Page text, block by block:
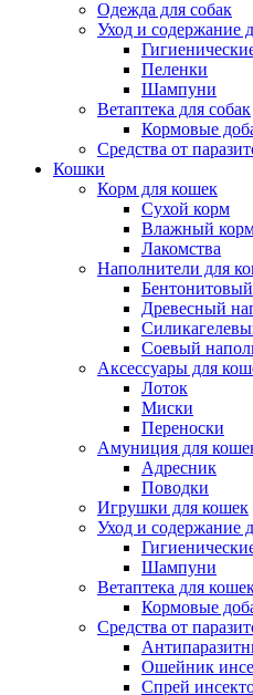
Одежда для собак
Уход и содержание
Пеленки
Шампуни
Ветаптека для собак
Кормовые
Средства от
Кошки
Корм для кошек
Сухой корм
Влажный
Лакомства
Наполнители для
Древесный
Соевый
Аксессуары для
Лоток
Миски
Переноски
Амуниция для
Адресник
Поводки
Игрушки для кошек
Уход и содержание
Шампуни
Ветаптека для
Кормовые
Средства от
Ошейник
Спрей